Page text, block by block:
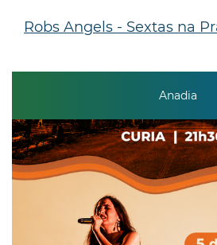
Robs Angels - Sextas na
Anadia